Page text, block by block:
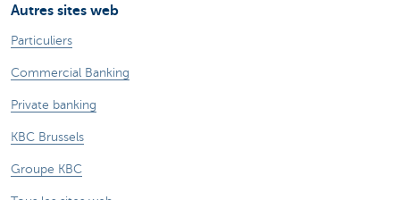
Autres sites web
Particuliers
Commercial Banking
Private banking
KBC Brussels
Groupe KBC